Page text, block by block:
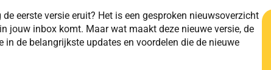
eerste versie eruit? Het is een gesproken nieuwsoverzicht
jouw inbox komt. Maar wat maakt deze nieuwe versie, de
in de belangrijkste updates en voordelen die de nieuwe